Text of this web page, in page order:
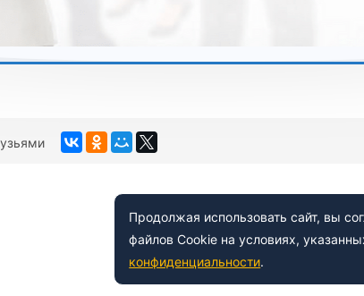
Продолжая использовать сайт, вы
файлов Cookie на условиях,
конфиденциальности.